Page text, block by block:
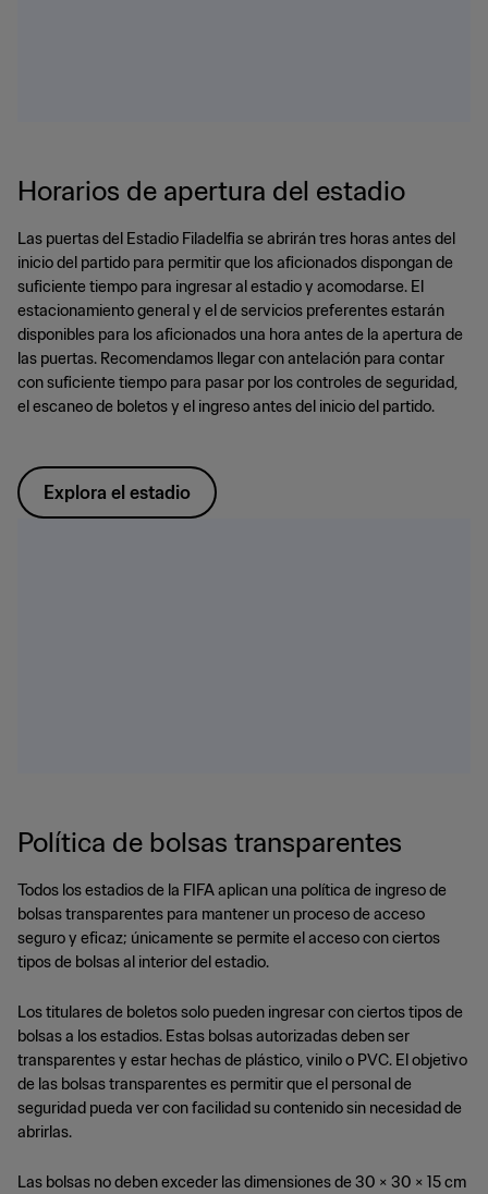
Horarios de apertura del estadio
Las puertas del Estadio Filadelfia se abrirán tres horas antes del
inicio del partido para permitir que los aficionados dispongan de
suficiente tiempo para ingresar al estadio y acomodarse. El
estacionamiento general y el de servicios preferentes estarán
disponibles para los aficionados una hora antes de la apertura de
las puertas. Recomendamos llegar con antelación para contar
con suficiente tiempo para pasar por los controles de seguridad,
el escaneo de boletos y el ingreso antes del inicio del partido.
Explora el estadio
Política de bolsas transparentes
Todos los estadios de la FIFA aplican una política de ingreso de
bolsas transparentes para mantener un proceso de acceso
seguro y eficaz; únicamente se permite el acceso con ciertos
tipos de bolsas al interior del estadio.
Los titulares de boletos solo pueden ingresar con ciertos tipos de
bolsas a los estadios. Estas bolsas autorizadas deben ser
transparentes y estar hechas de plástico, vinilo o PVC. El objetivo
de las bolsas transparentes es permitir que el personal de
seguridad pueda ver con facilidad su contenido sin necesidad de
abrirlas.
Las bolsas no deben exceder las dimensiones de 30 × 30 × 15 cm